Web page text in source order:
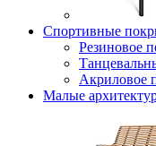
Спортивные
Резиновое
Акриловое
Малые